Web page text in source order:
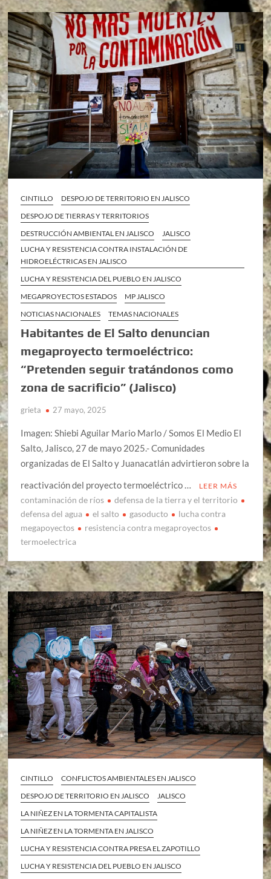
CINTILLO
DESPOJO DE TERRITORIO EN JALISCO
DESPOJO DE TIERRAS Y TERRITORIOS
DESTRUCCIÓN AMBIENTAL EN JALISCO
JALISCO
LUCHA Y RESISTENCIA CONTRA INSTALACIÓN DE
HIDROELÉCTRICAS EN JALISCO
LUCHA Y RESISTENCIA DEL PUEBLO EN JALISCO
MEGAPROYECTOS ESTADOS
MP JALISCO
NOTICIAS NACIONALES
TEMAS NACIONALES
Habitantes de El Salto denuncian
megaproyecto termoeléctrico:
“Pretenden seguir tratándonos como
zona de sacrificio” (Jalisco)
grieta 27 mayo, 2025
Imagen: Shiebi Aguilar Mario Marlo / Somos El Medio El
Salto, Jalisco, 27 de mayo 2025.- Comunidades
organizadas de El Salto y Juanacatlán advirtieron sobre la
reactivación del proyecto termoeléctrico …
LEER MÁS
contaminación de ríos
defensa de la tierra y el territorio
defensa del agua
el salto gasoducto
lucha contra
megapoyectos
resistencia contra megaproyectos
termoelectrica
CINTILLO
CONFLICTOS AMBIENTALES EN JALISCO
DESPOJO DE TERRITORIO EN JALISCO
JALISCO
LA NIÑEZ EN LA TORMENTA CAPITALISTA
LA NIÑEZ EN LA TORMENTA EN JALISCO
LUCHA Y RESISTENCIA CONTRA PRESA EL ZAPOTILLO
LUCHA Y RESISTENCIA DEL PUEBLO EN JALISCO